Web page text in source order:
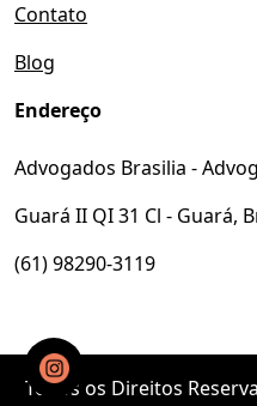
Contato
Blog
Endereço
Advogados Brasilia -
Guará II QI 31 Cl - Guará,
(61) 98290-3119
Todos os Direitos